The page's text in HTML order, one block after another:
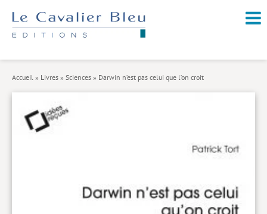
CATALOGUE
Nature et environnement
Accueil » Livres » Sciences » Darwin n’est pas celui que l’on croit